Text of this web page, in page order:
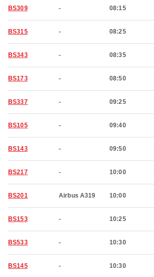
BS309 - 08:15
BS315 - 08:25
BS343 - 08:35
BS173 - 08:50
BS337 - 09:25
BS105 - 09:40
BS143 - 09:50
BS217 - 10:00
BS201 Airbus A319 10:00
BS153 - 10:25
BS533 - 10:30
BS145 - 10:30